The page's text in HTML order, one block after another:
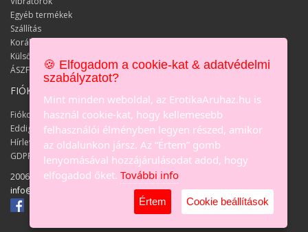
Egyéb termékek
Szállítás
Korábbi keresések
Külső keresések
ÁSZF
FIÓKOM
Fiókom
Eddigi megrendeléseim
Hírlevél
GDPR személyes adat igénylés
2006-2021 Erotika Aruház - Onlineszexshop
info@erotikaaruhaz.hu
🍪 Elfogadom a cookie-kat & adatvédelmi
szabályzatot?
Mint minden weboldal, az ErotikaAruhaz.hu is
használ cookie-kat, hogy kellemesebb
felhasználói élményben legyen részed, amikor
az oldalunkon jársz. Az “Értem” gomb
lenyomásával hozzájárulásodat adod, hogy
elfogadod őket. További info
Értem Cookie beállítások